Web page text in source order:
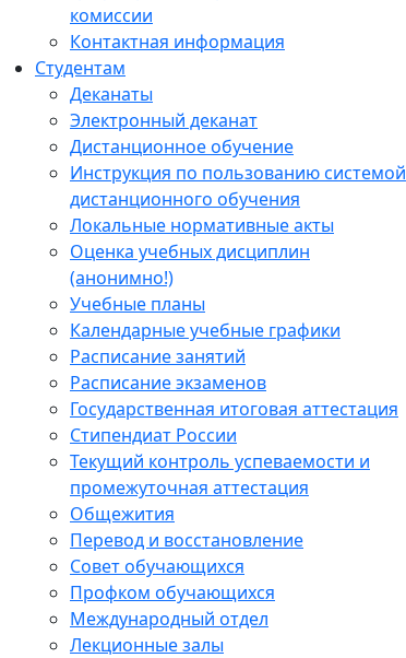
комиссии
Контактная информация
Студентам
Деканаты
Электронный деканат
Дистанционное обучение
Инструкция по пользованию системой
дистанционного обучения
Локальные нормативные акты
Оценка учебных дисциплин
(анонимно!)
Учебные планы
Календарные учебные графики
Расписание занятий
Расписание экзаменов
Государственная итоговая аттестация
Стипендиат России
Текущий контроль успеваемости и
промежуточная аттестация
Общежития
Перевод и восстановление
Совет обучающихся
Профком обучающихся
Международный отдел
Лекционные залы